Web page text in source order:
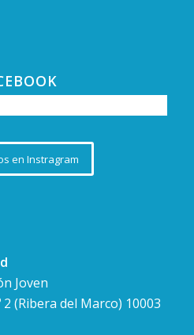
en Instragram
Joven
2 (Ribera del Marco) 10003